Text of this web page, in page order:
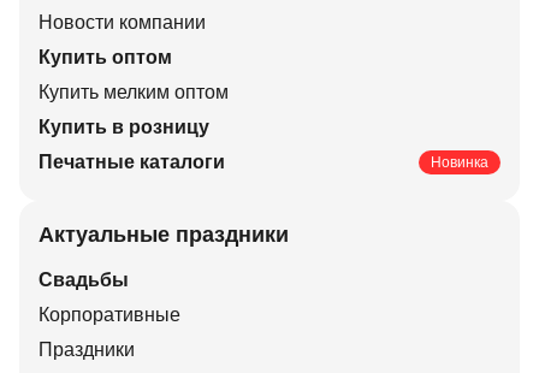
Новости компании
Купить оптом
Купить мелким оптом
Купить в розницу
Печатные каталоги
Новинка
Актуальные праздники
Свадьбы
Корпоративные
Праздники